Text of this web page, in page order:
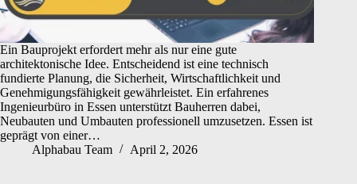
Ein Bauprojekt erfordert mehr als nur eine gute
architektonische Idee. Entscheidend ist eine technisch
fundierte Planung, die Sicherheit, Wirtschaftlichkeit und
Genehmigungsfähigkeit gewährleistet. Ein erfahrenes
Ingenieurbüro in Essen unterstützt Bauherren dabei,
Neubauten und Umbauten professionell umzusetzen. Essen ist
geprägt von einer…
Alphabau Team
April 2, 2026